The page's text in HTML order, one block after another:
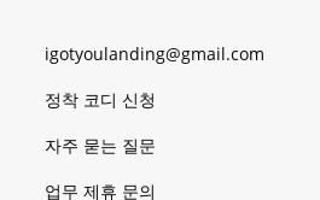
igotyoulanding@gmail.com
정착 코디 신청
자주 묻는 질문
업무 제휴 문의